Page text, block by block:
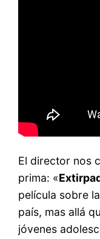
El director nos
prima: «
película sobre
país, mas allá
jóvenes